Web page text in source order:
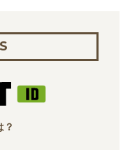
？